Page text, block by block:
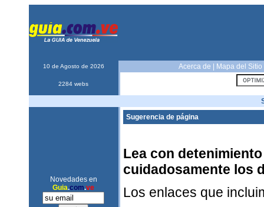
10 de Agosto de 2026 Acerca de Mapa del Sitio
2284 webs
Novedades en
Guia.com.ve
Sugerencia de página
Lea con
cuidadosamente los
Los enlaces que